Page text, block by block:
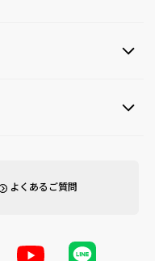
よくあるご質問